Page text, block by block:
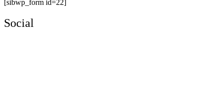
[sibwp_form id=22]
Social